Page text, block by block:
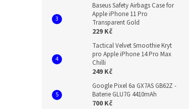
Baseus Safety Airbags Case for
Apple iPhone 11 Pro
Transparent Gold
229 Kč
Tactical Velvet Smoothie Kryt
pro Apple iPhone 14 Pro Max
Chilli
249 Kč
Google Pixel 6a GX7AS GB62Z -
Baterie GLU7G 4410mAh
700 Kč